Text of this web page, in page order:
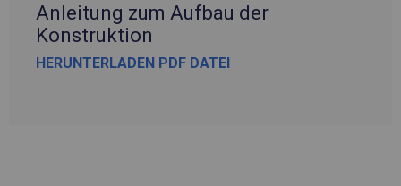
Anleitung zum Aufbau der
Konstruktion
HERUNTERLADEN PDF DATEI